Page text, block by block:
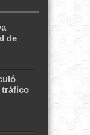
de
tráfico